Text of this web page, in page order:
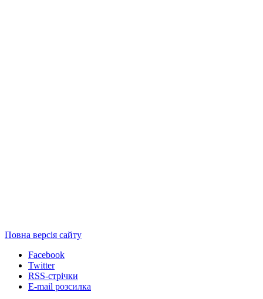
Повна версія сайту
Facebook
Twitter
RSS-стрічки
E-mail розсилка